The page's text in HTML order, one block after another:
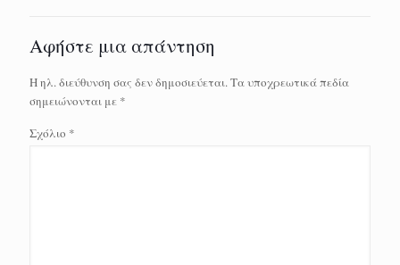
Αφήστε μια απάντηση
Η ηλ. διεύθυνση σας δεν δημοσιεύεται.Τα υποχρεωτικά πεδία
σημειώνονται με *
Σχόλιο *